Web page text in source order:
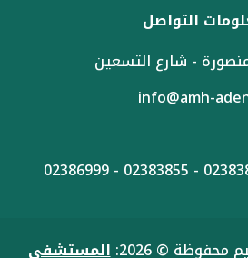
التواصل
- شارع التسعين
info@amh-
© 2026: المستشفى